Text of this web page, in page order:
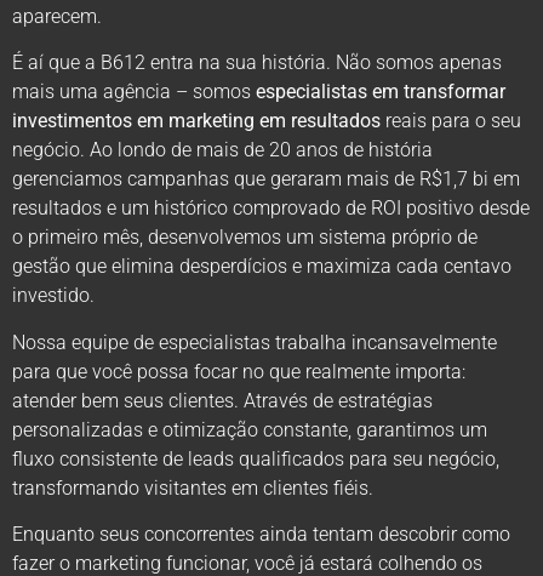
aparecem.
É aí que a B612 entra na sua história. Não somos apenas
mais uma agência – somos especialistas em transformar
investimentos em marketing em resultados reais para o seu
negócio. Ao londo de mais de 20 anos de história
gerenciamos campanhas que geraram mais de R$1,7 bi em
resultados e um histórico comprovado de ROI positivo desde
o primeiro mês, desenvolvemos um sistema próprio de
gestão que elimina desperdícios e maximiza cada centavo
investido.
Nossa equipe de especialistas trabalha incansavelmente
para que você possa focar no que realmente importa:
atender bem seus clientes. Através de estratégias
personalizadas e otimização constante, garantimos um
fluxo consistente de leads qualificados para seu negócio,
transformando visitantes em clientes fiéis.
Enquanto seus concorrentes ainda tentam descobrir como
fazer o marketing funcionar, você já estará colhendo os